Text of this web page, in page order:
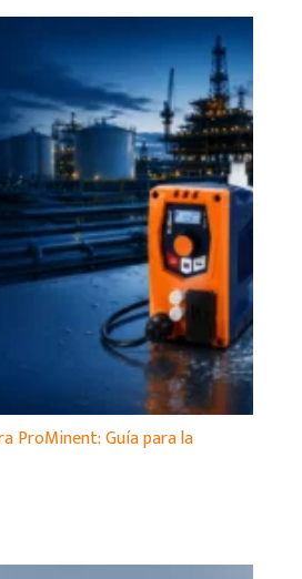
ProMinent: Guía para la